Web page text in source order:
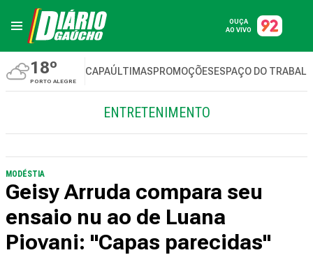
OUÇA
AO VIVO
18º
PORTO ALEGRE
CAPAÚLTIMASPROMOÇÕESESPAÇO DO
ENTRETENIMENTO
MODÉSTIA
Geisy Arruda compara seu
ensaio nu ao de Luana
Piovani: "Capas parecidas"